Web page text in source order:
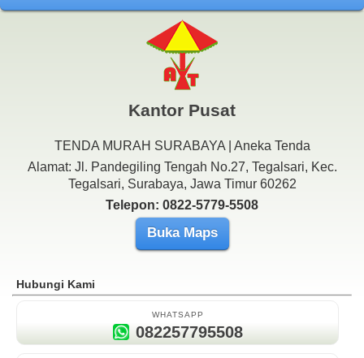
Kantor Pusat
TENDA MURAH SURABAYA | Aneka Tenda
Alamat: Jl. Pandegiling Tengah No.27, Tegalsari, Kec.
Tegalsari, Surabaya, Jawa Timur 60262
Telepon: 0822-5779-5508
Buka Maps
Hubungi Kami
WHATSAPP
082257795508